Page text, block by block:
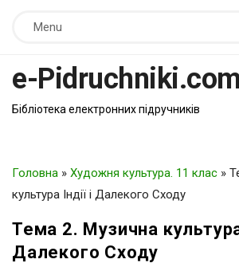
Menu
e-Pidruchniki.com
Бібліотека електронних підручників
Головна » Художня культура. 11 клас »
культура Індії і Далекого Сходу
Тема 2. Музична культура
Далекого Сходу